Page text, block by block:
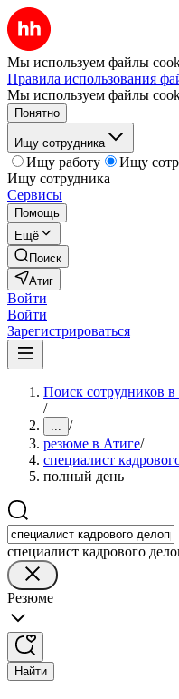
Мы используем файлы
Правила использования
Мы используем файлы
Понятно
Ищу сотрудника
Ищу работу
Ищу
Ищу сотрудника
Сервисы
Помощь
Ещё
Поиск
Атиг
Войти
Войти
Зарегистрироваться
Поиск сотрудников в
/
... /
резюме в Атиге/
специалист
полный день
специалист кадрового
Резюме
Найти